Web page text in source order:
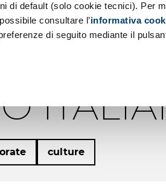
di default (solo cookie tecnici). Per
consultare l’informativa
di seguito mediante il
culture